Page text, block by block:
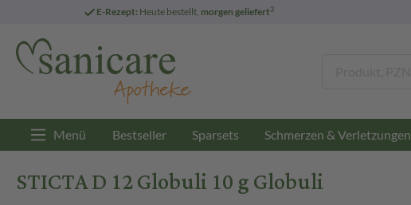
E-Rezept: Heute bestellt, morgen geliefert3
Menü Bestseller Sparsets Schmerzen & Verletzungen
STICTA D 12 Globuli 10 g Globuli